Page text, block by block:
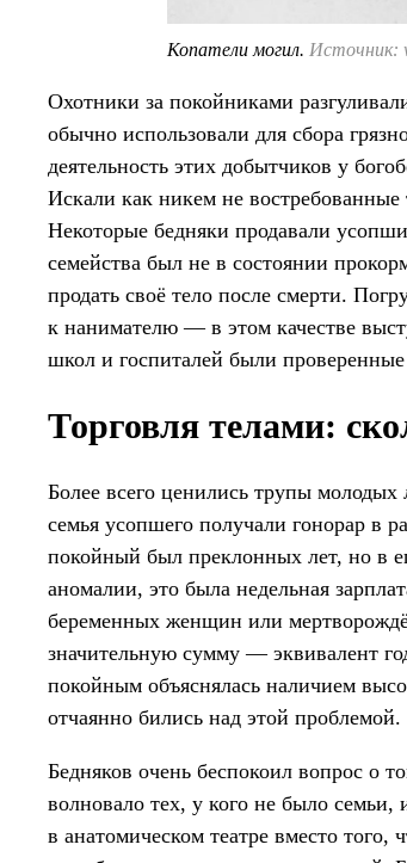
Копатели могил. Источник:
Охотники за покойниками
обычно использовали для сбора
деятельность этих добытчиков у
Искали как никем не
Некоторые бедняки продавали
семейства был не в состоянии
продать своё тело после смерти.
к нанимателю — в этом качестве
школ и госпиталей были
Торговля телами:
Более всего ценились трупы молодых
семья усопшего получали гонорар в
покойный был преклонных лет, но в
аномалии, это была недельная
беременных женщин или
значительную сумму — эквивалент
покойным объяснялась наличием
отчаянно бились над этой проблемой.
Бедняков очень беспокоил вопрос о
волновало тех, у кого не было семьи,
в анатомическом театре вместо